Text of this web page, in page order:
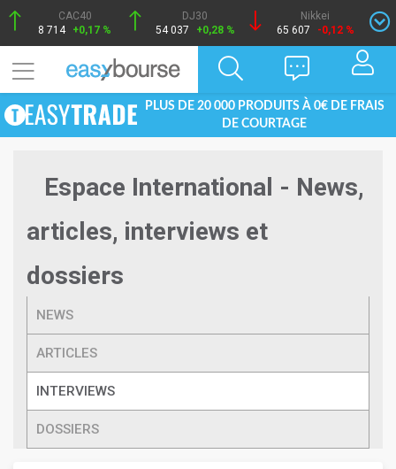
CAC40
8 714 +0,17 %
DJ30
54 037
+0,28 %
Nikkei
65 607
-0,12 %
PLUS DE 20 000 PRODUITS À 0€ DE FRAIS
DE COURTAGE
Espace International - News,
articles, interviews et
dossiers
NEWS
ARTICLES
INTERVIEWS
DOSSIERS